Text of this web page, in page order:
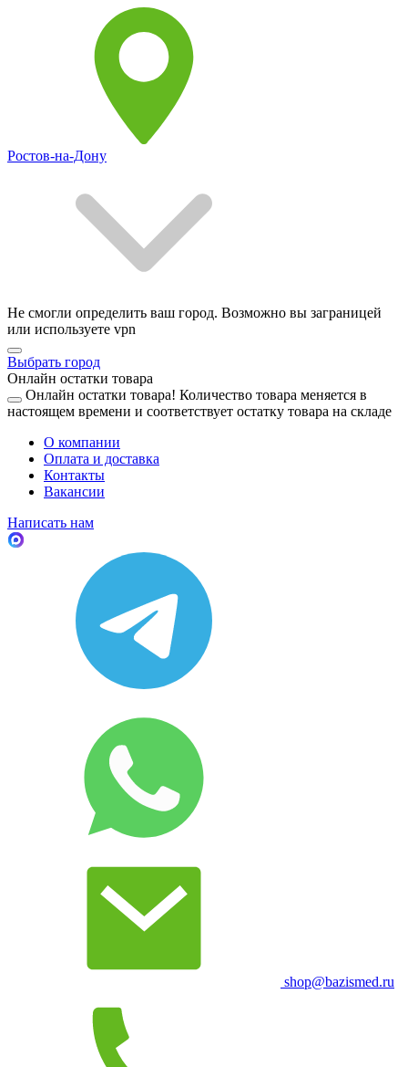
Ростов-на-Дону
Не смогли определить ваш город. Возможно вы заграницей
или используете vpn
Выбрать город
Онлайн остатки товара
Онлайн остатки товара! Количество товара меняется в
настоящем времени и соответствует остатку товара на складе
О компании
Оплата и доставка
Контакты
Вакансии
Написать нам
shop@bazismed.ru